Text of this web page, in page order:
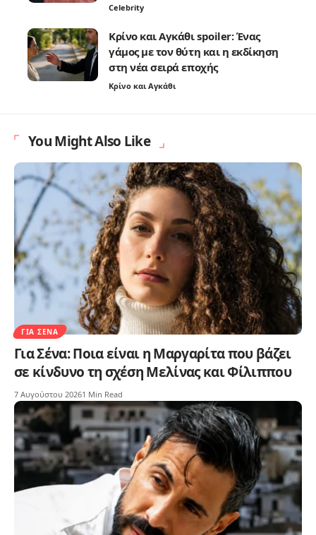
Celebrity
Κρίνο και Αγκάθι spoiler: Ένας
γάμος με τον θύτη και η εκδίκηση
στη νέα σειρά εποχής
Κρίνο και Αγκάθι
You Might Also Like
ΓΙΑ ΣΈΝΑ
Για Σένα: Ποια είναι η Μαργαρίτα που βάζει
σε κίνδυνο τη σχέση Μελίνας και Φίλιππου
7 Αυγούστου 20261 Min Read